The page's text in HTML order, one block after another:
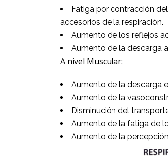
Fatiga por contracción
accesorios de la respiración.
Aumento de los reflejos
Aumento de la descarga
A nivel Muscular:
Aumento de la descarga
Aumento de la
Disminución del
Aumento de la fatiga de
Aumento de la